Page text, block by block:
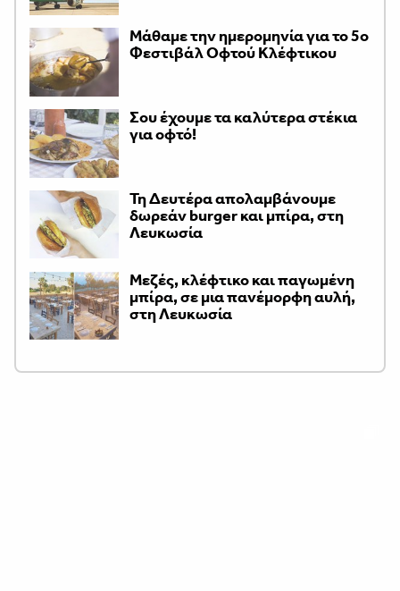
Μάθαμε την ημερομηνία για το 5ο
Φεστιβάλ Οφτού Κλέφτικου
Σου έχουμε τα καλύτερα στέκια
για οφτό!
Τη Δευτέρα απολαμβάνουμε
δωρεάν burger και μπίρα, στη
Λευκωσία
Μεζές, κλέφτικο και παγωμένη
μπίρα, σε μια πανέμορφη αυλή,
στη Λευκωσία